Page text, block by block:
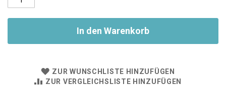
In den Warenkorb
ZUR WUNSCHLISTE HINZUFÜGEN
ZUR VERGLEICHSLISTE HINZUFÜGEN